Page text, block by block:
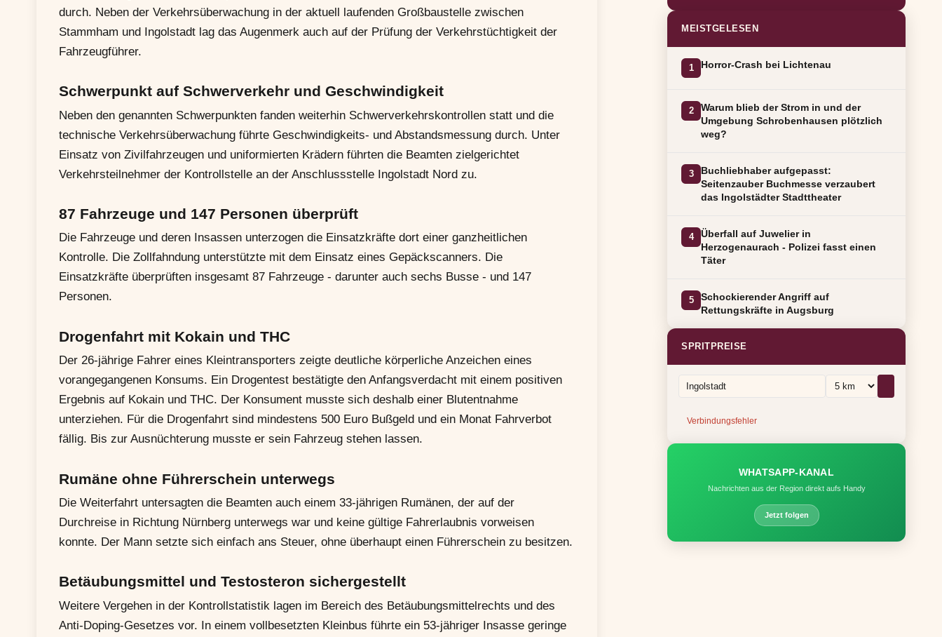
durch. Neben der Verkehrsüberwachung in der aktuell laufenden Großbaustelle zwischen
Stammham und Ingolstadt lag das Augenmerk auch auf der Prüfung der Verkehrstüchtigkeit der
Fahrzeugführer.
Schwerpunkt auf Schwerverkehr und Geschwindigkeit
Neben den genannten Schwerpunkten fanden weiterhin Schwerverkehrskontrollen statt und die
technische Verkehrsüberwachung führte Geschwindigkeits- und Abstandsmessung durch. Unter
Einsatz von Zivilfahrzeugen und uniformierten Krädern führten die Beamten zielgerichtet
Verkehrsteilnehmer der Kontrollstelle an der Anschlussstelle Ingolstadt Nord zu.
87 Fahrzeuge und 147 Personen überprüft
Die Fahrzeuge und deren Insassen unterzogen die Einsatzkräfte dort einer ganzheitlichen
Kontrolle. Die Zollfahndung unterstützte mit dem Einsatz eines Gepäckscanners. Die
Einsatzkräfte überprüften insgesamt 87 Fahrzeuge - darunter auch sechs Busse - und 147
Personen.
Drogenfahrt mit Kokain und THC
Der 26-jährige Fahrer eines Kleintransporters zeigte deutliche körperliche Anzeichen eines
vorangegangenen Konsums. Ein Drogentest bestätigte den Anfangsverdacht mit einem positiven
Ergebnis auf Kokain und THC. Der Konsument musste sich deshalb einer Blutentnahme
unterziehen. Für die Drogenfahrt sind mindestens 500 Euro Bußgeld und ein Monat Fahrverbot
fällig. Bis zur Ausnüchterung musste er sein Fahrzeug stehen lassen.
Rumäne ohne Führerschein unterwegs
Die Weiterfahrt untersagten die Beamten auch einem 33-jährigen Rumänen, der auf der
Durchreise in Richtung Nürnberg unterwegs war und keine gültige Fahrerlaubnis vorweisen
konnte. Der Mann setzte sich einfach ans Steuer, ohne überhaupt einen Führerschein zu besitzen.
Betäubungsmittel und Testosteron sichergestellt
Weitere Vergehen in der Kontrollstatistik lagen im Bereich des Betäubungsmittelrechts und des
Anti-Doping-Gesetzes vor. In einem vollbesetzten Kleinbus führte ein 53-jähriger Insasse geringe
MEISTGELESEN
1 Horror-Crash bei Lichtenau
2
Warum blieb der Strom in und der
Umgebung Schrobenhausen plötzlich
weg?
3
Buchliebhaber aufgepasst:
Seitenzauber Buchmesse verzaubert
das Ingolstädter Stadttheater
4
Überfall auf Juwelier in
Herzogenaurach - Polizei fasst einen
Täter
5
Schockierender Angriff auf
Rettungskräfte in Augsburg
SPRITPREISE
Verbindungsfehler
WHATSAPP-KANAL
Nachrichten aus der Region direkt aufs Handy
Jetzt folgen